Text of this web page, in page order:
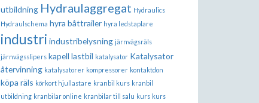
utbildning Hydraulaggregat Hydraulics
Hydraulschema hyra båttrailer hyra ledstaplare
industri industribelysning järnvägsräls
järnvägsslipers kapell lastbil katalysator Katalysator
återvinning katalysatorer kompressorer kontaktdon
köpa räls körkort hjullastare kranbil kurs kranbil
utbildning kranbilar online kranbilar till salu kurs kurs